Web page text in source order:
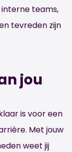
interne teams,
tevreden zijn
jou
is voor een
Met jouw
weet jij